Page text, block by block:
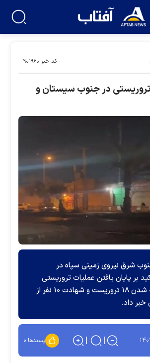
کد خبر:۹۰۱۹۶۰
تروریستی در جنوب سیستان و
شرق نیروی زمینی سپاه در
بر پایان یافتن عملیات تروریستی
چابهار، از کشته شدن ۱۸ تروریست و شهادت ۱۰ نفر از
خبر داد.
۱۶ پسندها:۰